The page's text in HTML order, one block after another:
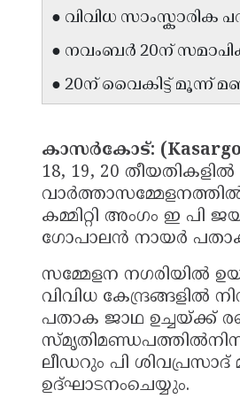
● വിവിധ സാംസ്കാരിക
● നവംബർ 20ന്
●20ന് വൈകിട്ട് മൂന്ന്
കാസർകോട്:
18, 19, 20
വാർത്താസമ്മേളനത്തിൽ
കമ്മിറ്റി അംഗം ഇ പി
ഗോപാലൻ നായർ
സമ്മേളന നഗരിയിൽ
വിവിധ കേന്ദ്രങ്ങളിൽ
പതാക ജാഥ ഉച്ചയ്ക്ക്
ലീഡറും പി ശിവപ്രസാദ്
ഉദ്ഘാടനംചെയ്യും.